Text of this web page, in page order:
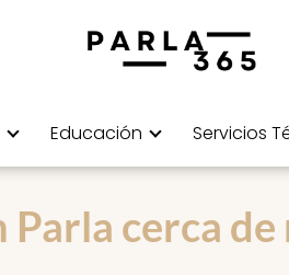
Educación Servicios
Parla cerca